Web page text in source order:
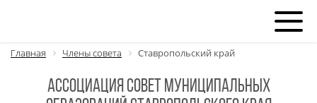
Главная Члены совета Ставропольский край
Ассоциация Совет муниципальных